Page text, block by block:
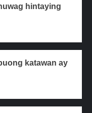
hintaying
katawan ay